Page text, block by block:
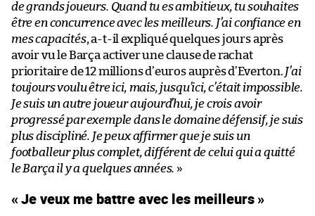
de grands joueurs. Quand tu es ambitieux, tu souhaites
être en concurrence avec les meilleurs. J’ai confiance en
mes capacités, a-t-il expliqué quelques jours après
avoir vu le Barça activer une clause de rachat
prioritaire de 12 millions d’euros auprès d’Everton. J’ai
toujours voulu être ici, mais, jusqu’ici, c’était impossible.
Je suis un autre joueur aujourd’hui, je crois avoir
progressé par exemple dans le domaine défensif, je suis
plus discipliné. Je peux affirmer que je suis un
footballeur plus complet, différent de celui qui a quitté
le Barça il y a quelques années. »
« Je veux me battre avec les meilleurs »